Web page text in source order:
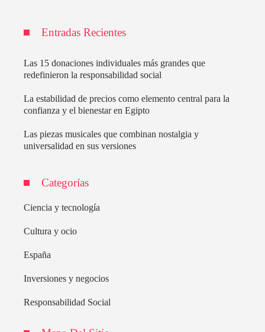
Entradas Recientes
Las 15 donaciones individuales más grandes que
redefinieron la responsabilidad social
La estabilidad de precios como elemento central para la
confianza y el bienestar en Egipto
Las piezas musicales que combinan nostalgia y
universalidad en sus versiones
Categorías
Ciencia y tecnología
Cultura y ocio
España
Inversiones y negocios
Responsabilidad Social